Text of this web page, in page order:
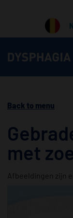
navigation
Back to menu
met
Afbeeldingen zijn